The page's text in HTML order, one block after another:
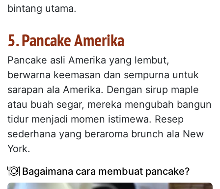
bintang utama.
5. Pancake Amerika
Pancake asli Amerika yang lembut,
berwarna keemasan dan sempurna untuk
sarapan ala Amerika. Dengan sirup maple
atau buah segar, mereka mengubah bangun
tidur menjadi momen istimewa. Resep
sederhana yang beraroma brunch ala New
York.
Bagaimana cara membuat pancake?